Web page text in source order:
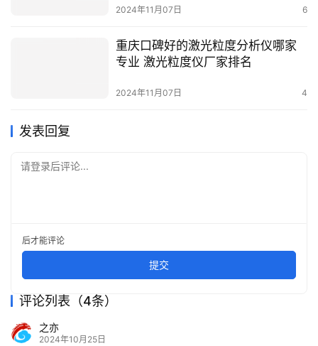
2024年11月07日 6
重庆口碑好的激光粒度分析仪哪家
专业 激光粒度仪厂家排名
2024年11月07日 4
发表回复
请登录后评论...
后才能评论
提交
评论列表（4条）
之亦
2024年10月25日